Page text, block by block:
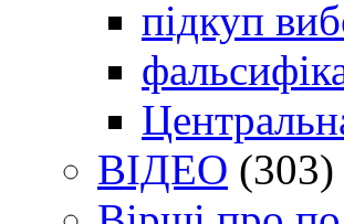
підкуп
ВІДЕО (303)